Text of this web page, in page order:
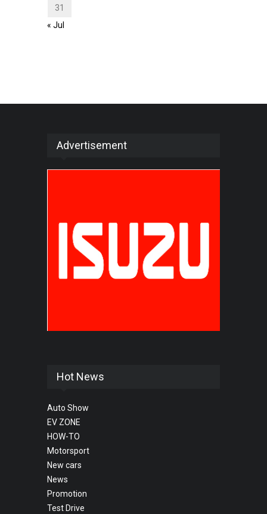
31
« Jul
Advertisement
Hot News
Auto Show
EV ZONE
HOW-TO
Motorsport
New cars
News
Promotion
Test Drive